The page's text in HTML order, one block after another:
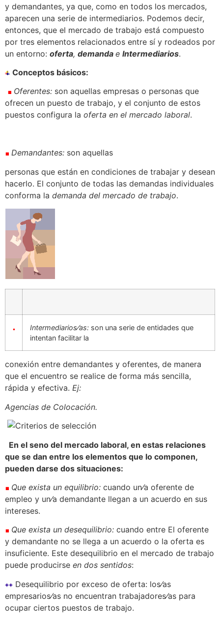
y demandantes, ya que, como en todos los mercados,
aparecen una serie de intermediarios. Podemos decir,
entonces, que el mercado de trabajo está compuesto
por tres elementos relacionados entre sí y rodeados por
un entorno: oferta, demanda e Intermediarios.
Conceptos básicos:
Oferentes: son aquellas empresas o personas que
ofrecen un puesto de trabajo, y el conjunto de estos
puestos configura la oferta en el mercado laboral.
Demandantes: son aquellas
personas que están en condiciones de trabajar y desean
hacerlo. El conjunto de todas las demandas individuales
conforma la demanda del mercado de trabajo.
Intermediarios⁄as: son una serie de entidades que
intentan facilitar la
conexión entre demandantes y oferentes, de manera
que el encuentro se realice de forma más sencilla,
rápida y efectiva. Ej:
Agencias de Colocación.
En el seno del mercado laboral, en estas relaciones
que se dan entre los elementos que lo componen,
pueden darse dos situaciones:
Que exista un equilibrio: cuando un⁄a oferente de
empleo y un⁄a demandante llegan a un acuerdo en sus
intereses.
Que exista un desequilibrio: cuando entre El oferente
y demandante no se llega a un acuerdo o la oferta es
insuficiente. Este desequilibrio en el mercado de trabajo
puede producirse en dos sentidos:
Desequilibrio por exceso de oferta: los⁄as
empresarios⁄as no encuentran trabajadores⁄as para
ocupar ciertos puestos de trabajo.